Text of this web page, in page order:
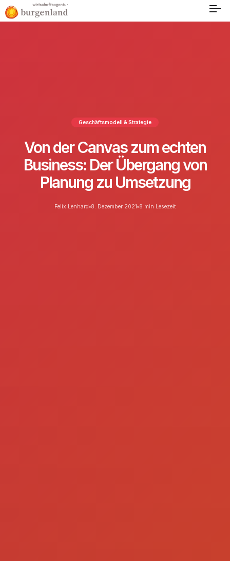
Geschäftsmodell & Strategie
Von der Canvas zum echten
Business: Der Übergang von
Planung zu Umsetzung
Felix Lenhard 8. Dezember 2021 8 min Lesezeit